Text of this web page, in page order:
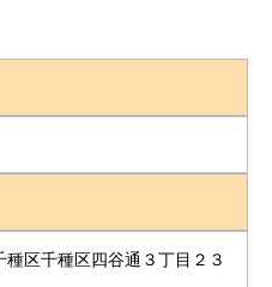
区千種区四谷通３丁目２３